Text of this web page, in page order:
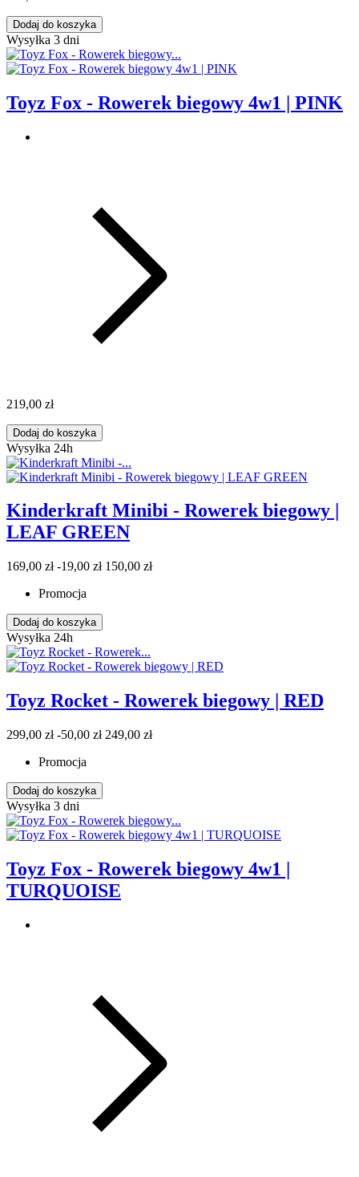
Dodaj do koszyka
Wysyłka 3 dni
Toyz Fox - Rowerek biegowy 4w1 | PINK
219,00 zł
Dodaj do koszyka
Wysyłka 24h
Kinderkraft Minibi - Rowerek biegowy |
LEAF GREEN
169,00 zł -19,00 zł 150,00 zł
Promocja
Dodaj do koszyka
Wysyłka 24h
Toyz Rocket - Rowerek biegowy | RED
299,00 zł -50,00 zł 249,00 zł
Promocja
Dodaj do koszyka
Wysyłka 3 dni
Toyz Fox - Rowerek biegowy 4w1 |
TURQUOISE